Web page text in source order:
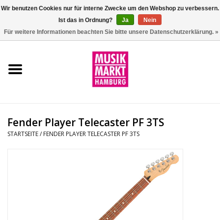
Aktion
Drums
Fender Player Telecaster PF 3TS
STARTSEITE/ FENDER PLAYER TELECASTER PF 3TS
Wir benutzen Cookies nur für interne Zwecke um den Webshop zu verbessern.
Ist das in Ordnung?
Ja
Nein
Für weitere Informationen beachten Sie bitte unsere Datenschutzerklärung. »